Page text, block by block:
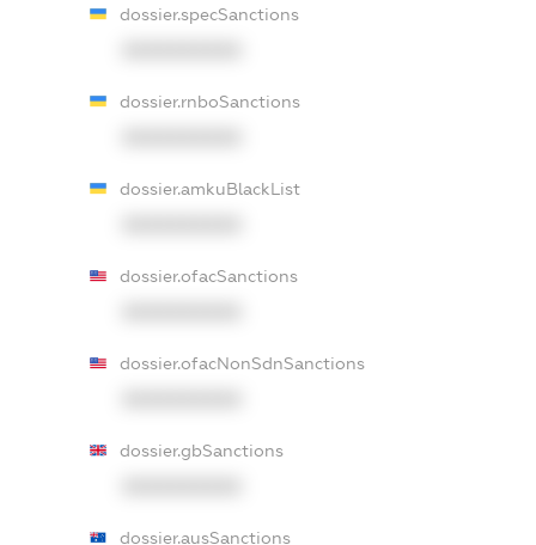
dossier.specSanctions
dossier.rnboSanctions
dossier.amkuBlackList
dossier.ofacSanctions
dossier.ofacNonSdnSanctions
dossier.gbSanctions
dossier.ausSanctions